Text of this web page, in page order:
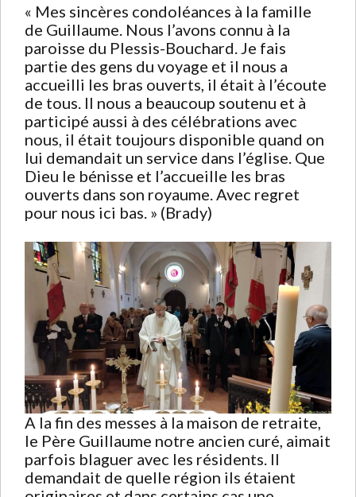
« Mes sincères condoléances à la famille
de Guillaume. Nous l’avons connu à la
paroisse du Plessis-Bouchard. Je fais
partie des gens du voyage et il nous a
accueilli les bras ouverts, il était à l’écoute
de tous. Il nous a beaucoup soutenu et à
participé aussi à des célébrations avec
nous, il était toujours disponible quand on
lui demandait un service dans l’église. Que
Dieu le bénisse et l’accueille les bras
ouverts dans son royaume. Avec regret
pour nous ici bas. » (Brady)
A la fin des messes à la maison de retraite,
le Père Guillaume notre ancien curé, aimait
parfois blaguer avec les résidents. Il
demandait de quelle région ils étaient